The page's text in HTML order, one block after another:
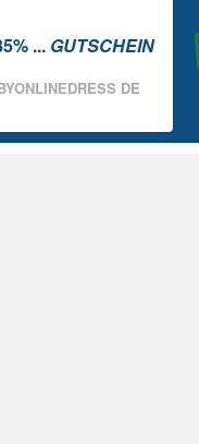
... GUTSCHEIN
DE